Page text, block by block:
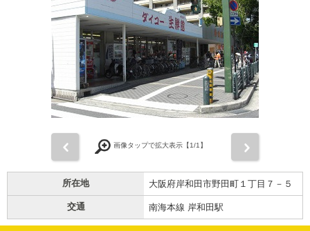
画像タップで拡大表示【1/1】
所在地 大阪府岸和田市野田町１丁目７－５
交通 南海本線 岸和田駅